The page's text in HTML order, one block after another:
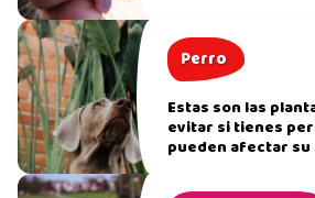
Perro
Estas son las
evitar si tienes
pueden afectar su